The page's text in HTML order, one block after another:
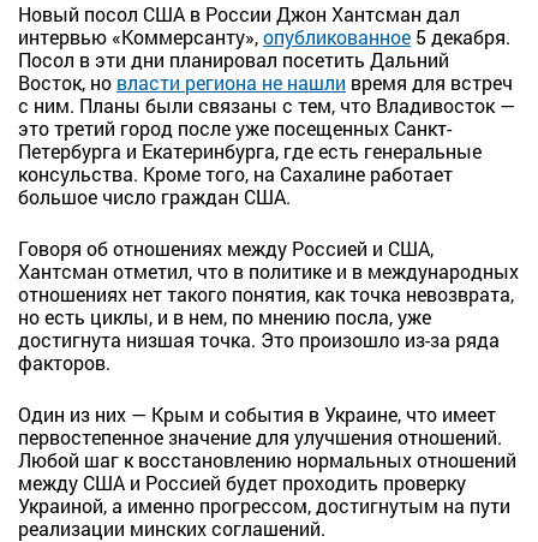
Новый посол США в России Джон Хантсман дал
интервью «Коммерсанту»,опубликованное 5 декабря.
Посол в эти дни планировал посетить Дальний
Восток, но власти региона не нашли время для встреч
с ним. Планы были связаны с тем, что Владивосток —
это третий город после уже посещенных Санкт-
Петербурга и Екатеринбурга, где есть генеральные
консульства. Кроме того, на Сахалине работает
большое число граждан США.
Говоря об отношениях между Россией и США,
Хантсман отметил, что в политике и в международных
отношениях нет такого понятия, как точка невозврата,
но есть циклы, и в нем, по мнению посла, уже
достигнута низшая точка. Это произошло из-за ряда
факторов.
Один из них — Крым и события в Украине, что имеет
первостепенное значение для улучшения отношений.
Любой шаг к восстановлению нормальных отношений
между США и Россией будет проходить проверку
Украиной, а именно прогрессом, достигнутым на пути
реализации минских соглашений.